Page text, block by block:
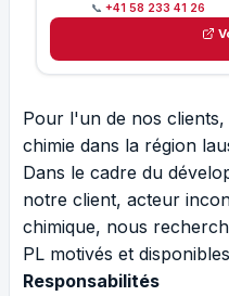
📞 +41 58 233 41 26
Pour l'un de nos
chimie dans la région
Dans le cadre du
notre client, acteur
chimique, nous
PL motivés et
Responsabilités